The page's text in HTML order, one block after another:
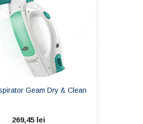
Geam Dry & Clean
269,45 lei